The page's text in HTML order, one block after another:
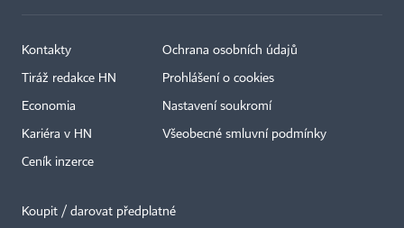
Kontakty
Tiráž redakce HN
Economia
Kariéra v HN
Ceník inzerce
Ochrana osobních údajů
Prohlášení o cookies
Nastavení soukromí
Všeobecné smluvní podmínky
Koupit / darovat předplatné